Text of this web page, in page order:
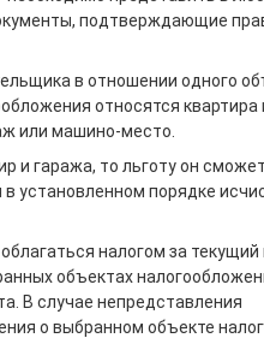
подтверждающие
в отношении одного
относятся квартира
или машино-место.
и гаража, то льготу он
установленном порядке
налогом за текущий
объектах
В случае непредставления
о выбранном объекте